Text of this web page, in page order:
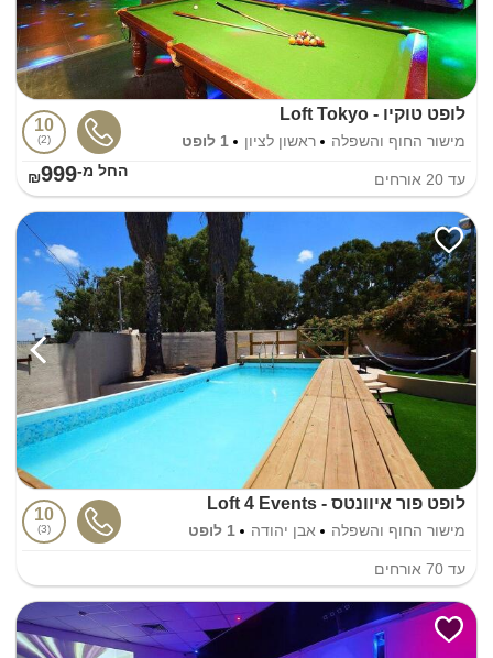
לופט טוקיו - Loft Tokyo
מישור החוף והשפלה ראשון לציון 1 לופט
10
2
עד 20 אורחים החל מ-₪999
לופט פור איוונטס - Loft 4 Events
מישור החוף והשפלה אבן יהודה 1 לופט
10
3
עד 70 אורחים